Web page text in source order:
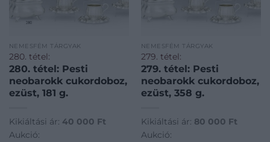
NEMESFÉM TÁRGYAK
280. tétel:
280. tétel: Pesti
neobarokk cukordoboz,
ezüst, 181 g.
Kikiáltási ár: 40 000 Ft
Aukció:
NEMESFÉM TÁRGYAK
279. tétel:
279. tétel: Pesti
neobarokk cukordoboz,
ezüst, 358 g.
Kikiáltási ár: 80 000 Ft
Aukció: